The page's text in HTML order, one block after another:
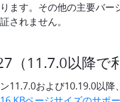
ます。その他の主要バー
されません。
（11.7.0以降で
11.7.0および10.19.0以降、